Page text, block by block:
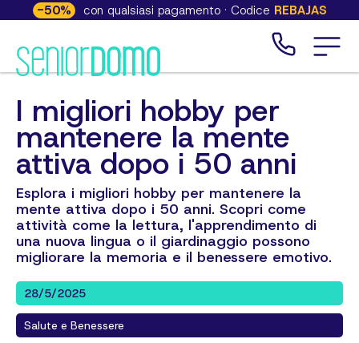
-50% con qualsiasi pagamento · Codice REBAJAS
I migliori hobby per
mantenere la mente
attiva dopo i 50 anni
Esplora i migliori hobby per mantenere la
mente attiva dopo i 50 anni. Scopri come
attività come la lettura, l'apprendimento di
una nuova lingua o il giardinaggio possono
migliorare la memoria e il benessere emotivo.
28/5/2025
Salute e Benessere